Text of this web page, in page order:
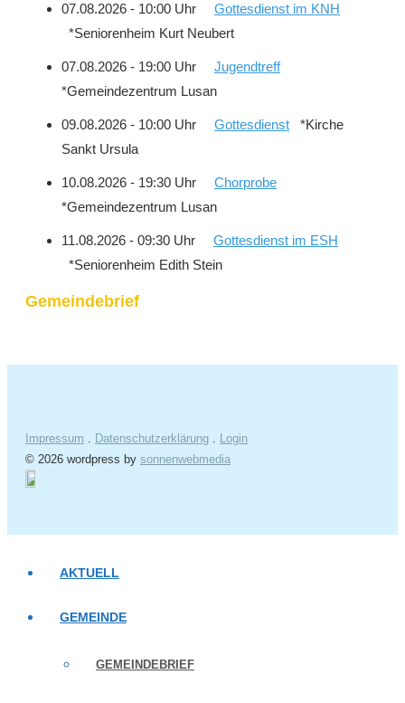
07.08.2026 - 10:00 Uhr Gottesdienst im KNH
*Seniorenheim Kurt Neubert
07.08.2026 - 19:00 Uhr Jugendtreff
*Gemeindezentrum Lusan
09.08.2026 - 10:00 Uhr Gottesdienst *Kirche
Sankt Ursula
10.08.2026 - 19:30 Uhr Chorprobe
*Gemeindezentrum Lusan
11.08.2026 - 09:30 Uhr Gottesdienst im ESH
*Seniorenheim Edith Stein
Gemeindebrief
Impressum . Datenschutzerklärung . Login
© 2026 wordpress by sonnenwebmedia
AKTUELL
GEMEINDE
GEMEINDEBRIEF